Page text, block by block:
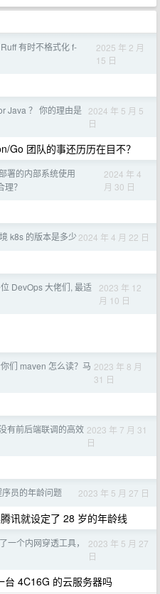
有时不格式化 f-
2025 年 2 月
15 日
Java ？ 你的理由是 2024 年 5 月 5
日
Go 团队的事还历历在目不？
署的内部系统使用
？
2024 年 4
月 30 日
k8s 的版本是多少2024 年 4 月 22 日
DevOps 大佬们, 最适
2023 年 12
月 10 日
们 maven 怎么读？马 2023 年 8 月
31 日
有前后端联调的高效 2023 年 7 月 31
日
序员的年龄问题 2023 年 5 月 27 日
讯就设定了 28 岁的年龄线
一个内网穿透工具，
2023 年 5 月 27
日
台 4C16G 的云服务器吗